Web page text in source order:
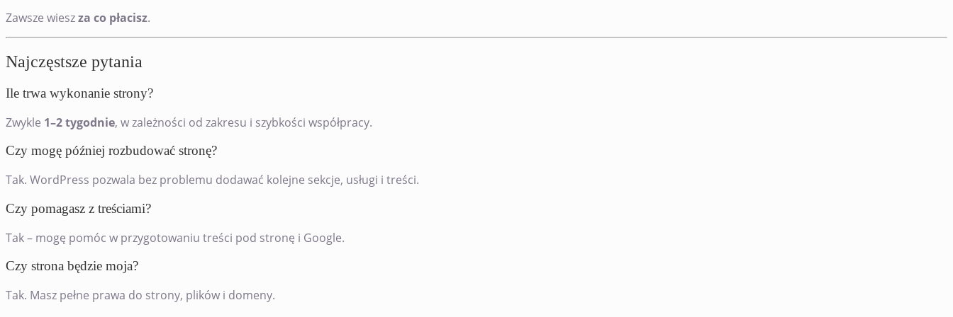
Zawsze wieszza co płacisz.
Najczęstsze pytania
Ile trwa wykonanie strony?
Zwykle 1–2 tygodnie, w zależności od zakresu i szybkości współpracy.
Czy mogę później rozbudować stronę?
Tak. WordPress pozwala bez problemu dodawać kolejne sekcje, usługi i treści.
Czy pomagasz z treściami?
Tak – mogę pomóc w przygotowaniu treści pod stronę i Google.
Czy strona będzie moja?
Tak. Masz pełne prawa do strony, plików i domeny.